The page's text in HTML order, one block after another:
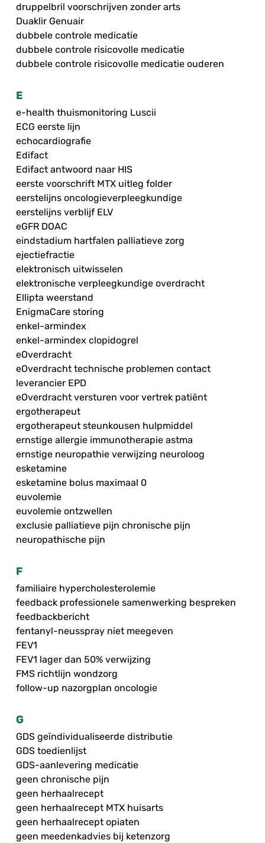
druppelbril voorschrijven zonder arts
Duaklir Genuair
dubbele controle medicatie
dubbele controle risicovolle medicatie
dubbele controle risicovolle medicatie ouderen
E
e-health thuismonitoring Luscii
ECG eerste lijn
echocardiografie
Edifact
Edifact antwoord naar HIS
eerste voorschrift MTX uitleg folder
eerstelijns oncologieverpleegkundige
eerstelijns verblijf ELV
eGFR DOAC
eindstadium hartfalen palliatieve zorg
ejectiefractie
elektronisch uitwisselen
elektronische verpleegkundige overdracht
Ellipta weerstand
EnigmaCare storing
enkel-armindex
enkel-armindex clopidogrel
eOverdracht
eOverdracht technische problemen contact
leverancier EPD
eOverdracht versturen voor vertrek patiënt
ergotherapeut
ergotherapeut steunkousen hulpmiddel
ernstige allergie immunotherapie astma
ernstige neuropathie verwijzing neuroloog
esketamine
esketamine bolus maximaal 0
euvolemie
euvolemie ontzwellen
exclusie palliatieve pijn chronische pijn
neuropathische pijn
F
familiaire hypercholesterolemie
feedback professionele samenwerking bespreken
feedbackbericht
fentanyl-neusspray niet meegeven
FEV1
FEV1 lager dan 50% verwijzing
FMS richtlijn wondzorg
follow-up nazorgplan oncologie
G
GDS geïndividualiseerde distributie
GDS toedienlijst
GDS-aanlevering medicatie
geen chronische pijn
geen herhaalrecept
geen herhaalrecept MTX huisarts
geen herhaalrecept opiaten
geen meedenkadvies bij ketenzorg